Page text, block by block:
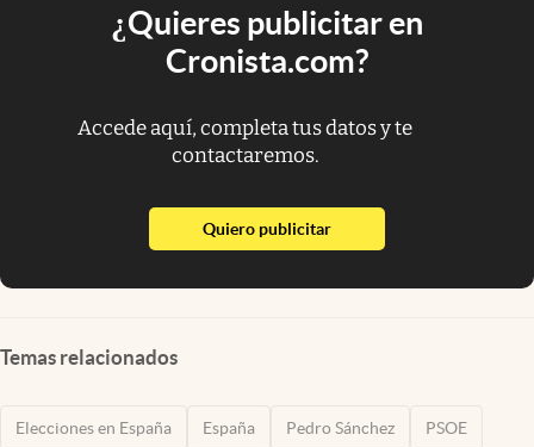
¿Quieres publicitar en
Cronista.com?
Accede aquí, completa tus datos y te
contactaremos.
Quiero publicitarabre en nueva pestaña
Temas relacionados
Elecciones en España España Pedro Sánchez PSOE